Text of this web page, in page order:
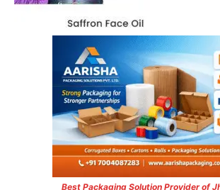
Best Packaging Solution Provider of